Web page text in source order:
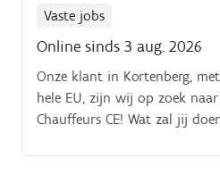
Vaste jobs
Online sinds 3 aug. 2026
Onze klant in Kortenberg,
hele EU, zijn wij op zoek
Chauffeurs CE! Wat zal jij